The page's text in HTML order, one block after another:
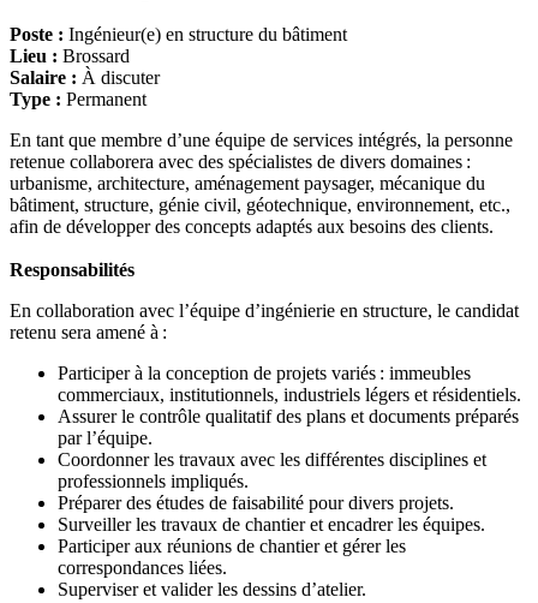
Poste : Ingénieur(e) en structure du bâtiment
Lieu : Brossard
Salaire : À discuter
Type : Permanent
En tant que membre d’une équipe de services intégrés, la personne
retenue collaborera avec des spécialistes de divers domaines :
urbanisme, architecture, aménagement paysager, mécanique du
bâtiment, structure, génie civil, géotechnique, environnement, etc.,
afin de développer des concepts adaptés aux besoins des clients.
Responsabilités
En collaboration avec l’équipe d’ingénierie en structure, le candidat
retenu sera amené à :
Participer à la conception de projets variés : immeubles
commerciaux, institutionnels, industriels légers et résidentiels.
Assurer le contrôle qualitatif des plans et documents préparés
par l’équipe.
Coordonner les travaux avec les différentes disciplines et
professionnels impliqués.
Préparer des études de faisabilité pour divers projets.
Surveiller les travaux de chantier et encadrer les équipes.
Participer aux réunions de chantier et gérer les
correspondances liées.
Superviser et valider les dessins d’atelier.